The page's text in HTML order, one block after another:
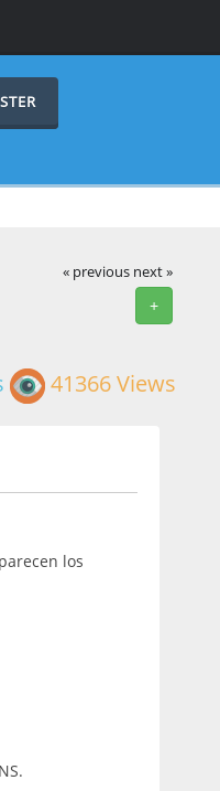
« previous next »
+
41366 Views
los